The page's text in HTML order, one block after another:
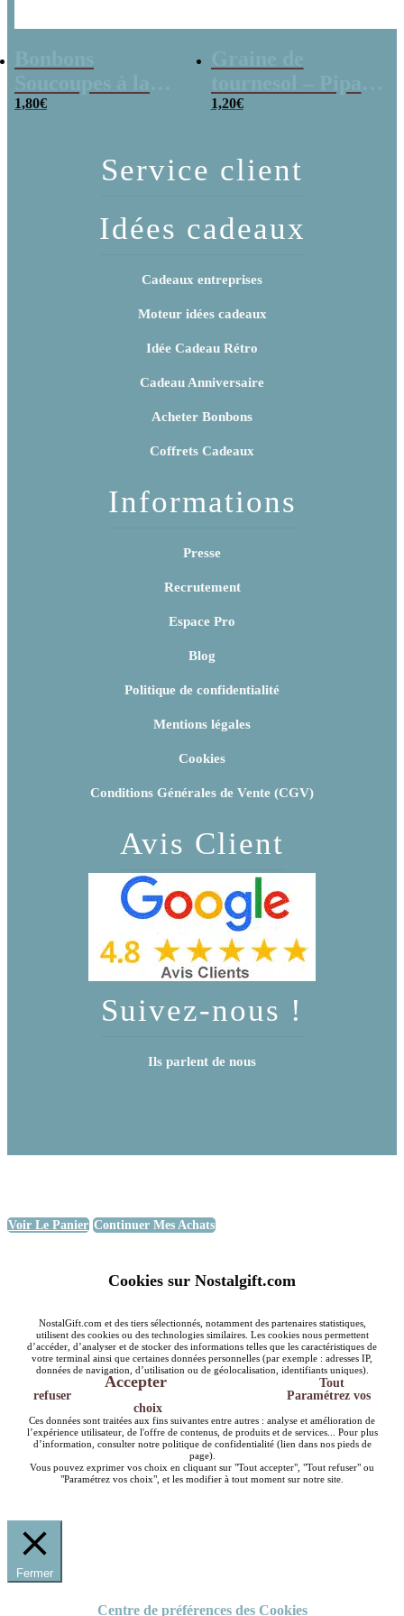
poudre (x20)
1,80€
x 3
1,20€
Service client
Idées cadeaux
Cadeaux entreprises
Moteur idées cadeaux
Idée Cadeau Rétro
Cadeau Anniversaire
Acheter Bonbons
Coffrets Cadeaux
Informations
Presse
Recrutement
Espace Pro
Blog
Politique de confidentialité
Mentions légales
Cookies
Conditions Générales de Vente (CGV)
Avis Client
Suivez-nous !
Ils parlent de nous
Voir Le Panier Continuer Mes Achats
Cookies sur Nostalgift.com
NostalGift.com et des tiers sélectionnés, notamment des partenaires statistiques,
utilisent des cookies ou des technologies similaires. Les cookies nous permettent
d’accéder, d’analyser et de stocker des informations telles que les caractéristiques de
votre terminal ainsi que certaines données personnelles (par exemple : adresses IP,
données de navigation, d’utilisation ou de géolocalisation, identifiants uniques).
Accepter
Tout
refuser
Paramétrez vos
choix
Ces données sont traitées aux fins suivantes entre autres : analyse et amélioration de
l’expérience utilisateur, de l'offre de contenus, de produits et de services... Pour plus
d’information, consulter notre politique de confidentialité (lien dans nos pieds de
page).
Vous pouvez exprimer vos choix en cliquant sur "Tout accepter", "Tout refuser" ou
"Paramétrez vos choix", et les modifier à tout moment sur notre site.
Fermer
Centre de préférences des Cookies